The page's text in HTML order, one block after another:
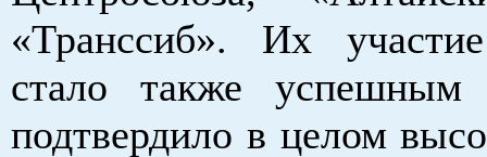
«Транссиб». Их
стало также
подтвердило в целом